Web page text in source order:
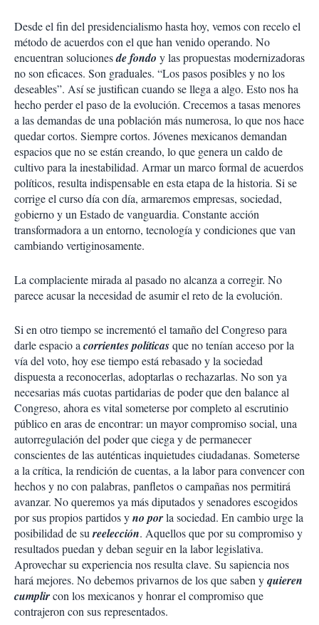
Desde el fin del presidencialismo hasta hoy, vemos con recelo el
método de acuerdos con el que han venido operando. No
encuentran solucionesde fondo y las propuestas modernizadoras
no son eficaces. Son graduales. “Los pasos posibles y no los
deseables”. Así se justifican cuando se llega a algo. Esto nos ha
hecho perder el paso de la evolución. Crecemos a tasas menores
a las demandas de una población más numerosa, lo que nos hace
quedar cortos. Siempre cortos. Jóvenes mexicanos demandan
espacios que no se están creando, lo que genera un caldo de
cultivo para la inestabilidad. Armar un marco formal de acuerdos
políticos, resulta indispensable en esta etapa de la historia. Si se
corrige el curso día con día, armaremos empresas, sociedad,
gobierno y un Estado de vanguardia. Constante acción
transformadora a un entorno, tecnología y condiciones que van
cambiando vertiginosamente.
La complaciente mirada al pasado no alcanza a corregir. No
parece acusar la necesidad de asumir el reto de la evolución.
Si en otro tiempo se incrementó el tamaño del Congreso para
darle espacio a corrientes políticasque no tenían acceso por la
vía del voto, hoy ese tiempo está rebasado y la sociedad
dispuesta a reconocerlas, adoptarlas o rechazarlas. No son ya
necesarias más cuotas partidarias de poder que den balance al
Congreso, ahora es vital someterse por completo al escrutinio
público en aras de encontrar: un mayor compromiso social, una
autorregulación del poder que ciega y de permanecer
conscientes de las auténticas inquietudes ciudadanas. Someterse
a la crítica, la rendición de cuentas, a la labor para convencer con
hechos y no con palabras, panfletos o campañas nos permitirá
avanzar. No queremos ya más diputados y senadores escogidos
por sus propios partidos yno porla sociedad. En cambio urge la
posibilidad de su reelección. Aquellos que por su compromiso y
resultados puedan y deban seguir en la labor legislativa.
Aprovechar su experiencia nos resulta clave. Su sapiencia nos
hará mejores. No debemos privarnos de los que saben yquieren
cumplircon los mexicanos y honrar el compromiso que
contrajeron con sus representados.